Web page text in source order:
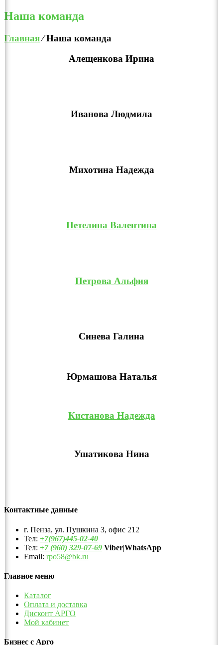
Наша команда
Главная⁄Наша команда
Алещенкова Ирина
Иванова Людмила
Михотина Надежда
Петелина Валентина
Петрова Альфия
Синева Галина
Юрмашова Наталья
Кистанова Надежда
Ушатикова Нина
Контактные данные
г. Пенза, ул. Пушкина 3, офис 212
Тел: +7(967)445-02-40
Тел: +7 (960) 329-07-69 Viber|WhatsApp
Email: rpo58@bk.ru
Главное меню
Каталог
Оплата и доставка
Дисконт АРГО
Мой кабинет
Бизнес с Арго